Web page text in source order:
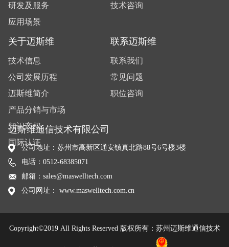
研发及服务
应用场景
技术咨询
关于迈斯维
技术信息
公司发展历程
迈斯维简介
产品分销与市场
知识产权
国际认证
联系迈斯维
联系我们
常见问题
职位咨询
迈斯维通信技术有限公司
公司地址：苏州市高新区通安镇真北路88号6号楼3楼
电话：0512-68385071
邮箱：sales@maswelltech.com
公司网址： www.maswelltech.com.cn
Copyright©2019 All Rights Reserved 版权所有：苏州迈斯维通信技术